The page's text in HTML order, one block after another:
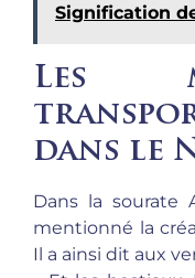
Signification
Les
dans le
Dans la sourate
mentionné la
Il a ainsi dit aux